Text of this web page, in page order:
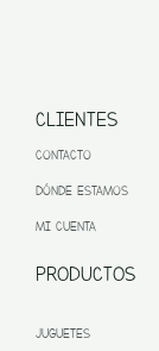
CLIENTES
CONTACTO
DÓNDE ESTAMOS
MI CUENTA
PRODUCTOS
JUGUETES